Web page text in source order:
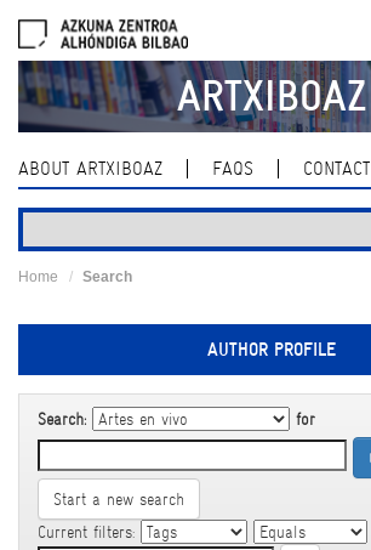
navigation
ARTXIBOAZ
ABOUT ARTXIBOAZ FAQS CONTACT
Home Search
AUTHOR PROFILE
Search: for
Start a new search
Current filters: